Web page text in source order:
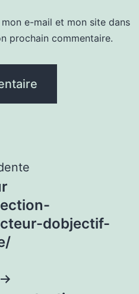
e-mail et mon site dans
prochain commentaire.
dobjectif-